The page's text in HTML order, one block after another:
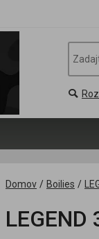
Domov / Boilies /
LEGEND